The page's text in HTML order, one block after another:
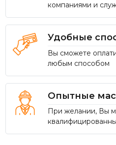
компаниями и
Удобные
Вы сможете
любым способом
Опытные
При желании, Вы